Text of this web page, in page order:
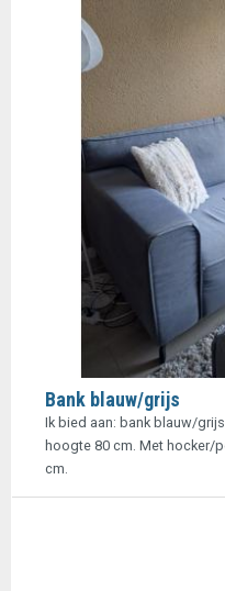
Bank blauw/grijs
Ik bied aan: bank blauw/
hoogte 80 cm. Met hocker/
cm.